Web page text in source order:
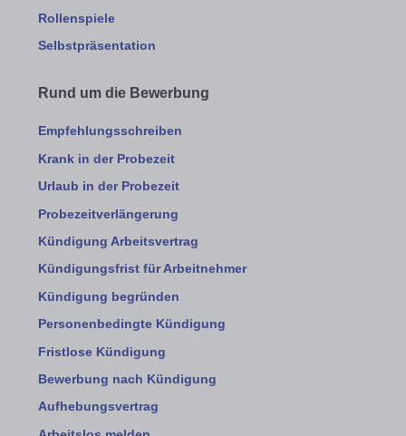
Rollenspiele
Selbstpräsentation
Rund um die Bewerbung
Empfehlungsschreiben
Krank in der Probezeit
Urlaub in der Probezeit
Probezeitverlängerung
Kündigung Arbeitsvertrag
Kündigungsfrist für Arbeitnehmer
Kündigung begründen
Personenbedingte Kündigung
Fristlose Kündigung
Bewerbung nach Kündigung
Aufhebungsvertrag